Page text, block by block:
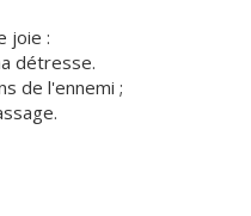
joie :
détresse.
de l'ennemi ;